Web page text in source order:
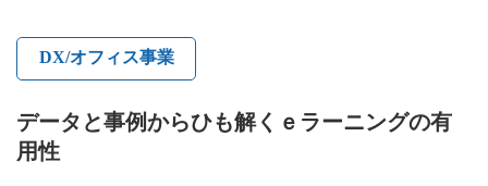
DX/オフィス事業
データと事例からひも解くｅラーニングの有
用性